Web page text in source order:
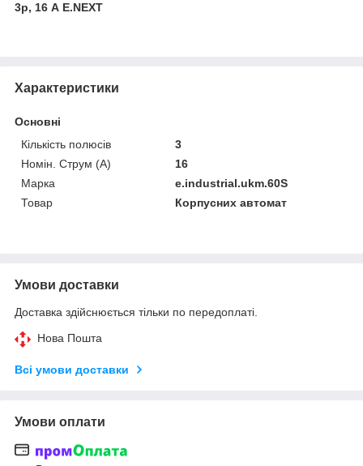
3р, 16 А E.NEXT
Характеристики
Основні
Кількість полюсів
3
Номін. Струм (А)
16
Марка
e.industrial.ukm.60S
Товар
Корпусних автомат
Умови доставки
Доставка здійснюється тільки по передоплаті.
Нова Пошта
Всі умови доставки
Умови оплати